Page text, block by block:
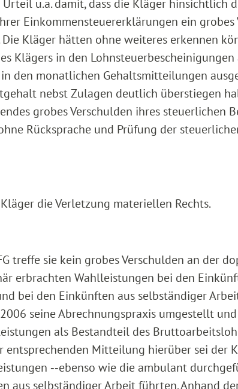
u.a. damit, dass die Kläger hinsichtlich
Einkommensteuererklärungen ein grobes
Die Kläger hätten ohne weiteres erkennen
Klägers in den Lohnsteuerbescheinigungen
den monatlichen Gehaltsmitteilungen
nebst Zulagen deutlich überstiegen
grobes Verschulden ihres steuerlichen
Rücksprache und Prüfung der
die Verletzung materiellen Rechts.
treffe sie kein grobes Verschulden an der
erbrachten Wahlleistungen bei den
bei den Einkünften aus selbständiger
seine Abrechnungspraxis umgestellt
als Bestandteil des
entsprechenden Mitteilung hierüber sei der
‑‑ebenso wie die ambulant
aus selbständiger Arbeit führten. Anhand